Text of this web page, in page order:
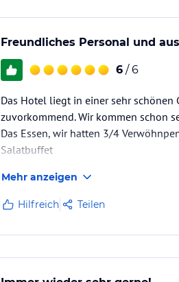
Freundliches Personal und
6 / 6
Das Hotel liegt in einer sehr
zuvorkommend. Wir kommen schon
Das Essen, wir hatten 3/4
Salatbuffet
Der Spa Bereich ist sehr modern und
Mehr anzeigen
Hilfreich Teilen